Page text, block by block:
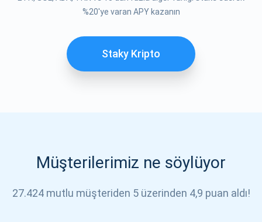
%20'ye varan APY kazanın
Staky Kripto
Müşterilerimiz ne söylüyor
27.424 mutlu müşteriden 5 üzerinden 4,9 puan aldı!